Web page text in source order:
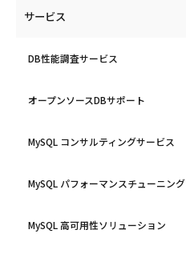
サービス
DB性能調査サービス
オープンソースDBサポート
MySQL コンサルティングサービス
MySQL パフォーマンスチューニング
MySQL 高可用性ソリューション